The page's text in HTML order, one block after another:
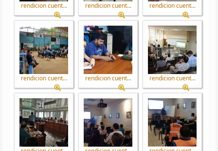
rendicion cuent... rendicion cuent... rendicion cuent...
rendicion cuent... rendicion cuent... rendicion cuent...